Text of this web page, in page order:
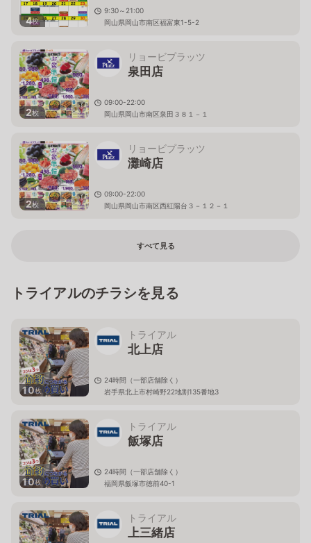
4枚
9:30～21:00
岡山県岡山市南区福富東1-5-2
2枚
リョービプラッツ
泉田店
09:00-22:00
岡山県岡山市南区泉田３８１－１
2枚
リョービプラッツ
灘崎店
09:00-22:00
岡山県岡山市南区西紅陽台３－１２－１
すべて見る
トライアルのチラシを見る
10枚
トライアル
北上店
24時間（一部店舗除く）
岩手県北上市村崎野22地割135番地3
10枚
トライアル
飯塚店
24時間（一部店舗除く）
福岡県飯塚市徳前40-1
トライアル
上三緒店